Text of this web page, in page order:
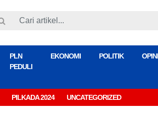
PLN
PEDULI
EKONOMI POLITIK OPINI
PILKADA 2024 UNCATEGORIZED